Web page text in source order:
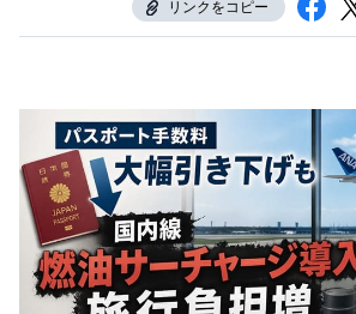
リンクをコピー